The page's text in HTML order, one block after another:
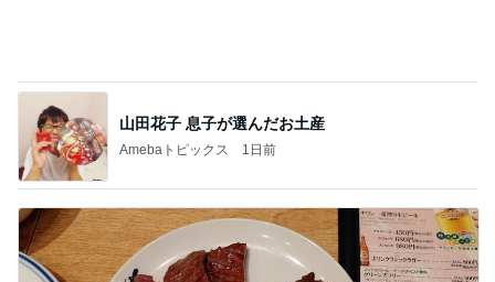
昔話が止まらなかった寮の出来事
Amebaトピックス
記事を読む